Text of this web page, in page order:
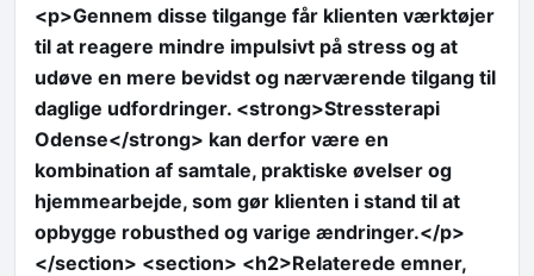
<p>Gennem disse tilgange får klienten værktøjer
til at reagere mindre impulsivt på stress og at
udøve en mere bevidst og nærværende tilgang til
daglige udfordringer. <strong>Stressterapi
Odense</strong> kan derfor være en
kombination af samtale, praktiske øvelser og
hjemmearbejde, som gør klienten i stand til at
opbygge robusthed og varige ændringer.</p>
</section> <section> <h2>Relaterede emner,